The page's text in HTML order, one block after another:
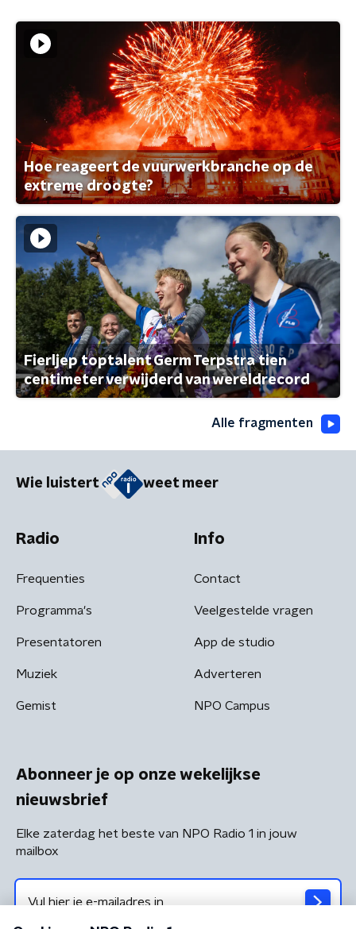
Hoe reageert de vuurwerkbranche op de
extreme droogte?
Fierljep toptalent Germ Terpstra tien
centimeter verwijderd van wereldrecord
Alle fragmenten
Wie luistert weet meer
Radio
Frequenties
Programma's
Presentatoren
Muziek
Gemist
Info
Contact
Veelgestelde vragen
App de studio
Adverteren
NPO Campus
Abonneer je op onze wekelijkse
nieuwsbrief
Elke zaterdag het beste van NPO Radio 1 in jouw
mailbox